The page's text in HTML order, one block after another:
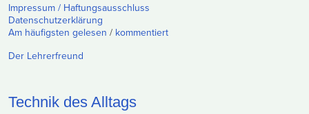
Impressum / Haftungsausschluss
Datenschutzerklärung
Am häufigsten gelesen / kommentiert
Der Lehrerfreund
Technik des Alltags